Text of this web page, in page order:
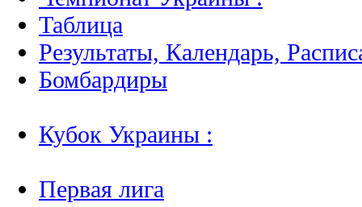
Таблица
Результаты, Календарь,
Бомбардиры
Кубок Украины :
Первая лига